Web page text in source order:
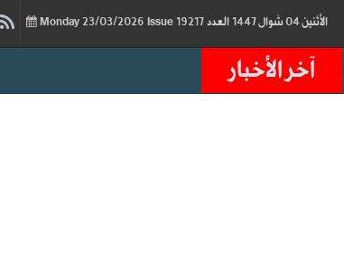
الأثنين 04 شوال 1447 العدد 19217 23/03/2026 Issue
آخر الأخبار